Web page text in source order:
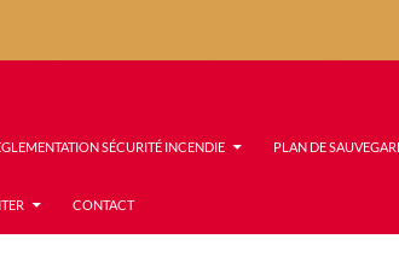
SÉCURITÉ INCENDIE PLAN DE
CONTACT